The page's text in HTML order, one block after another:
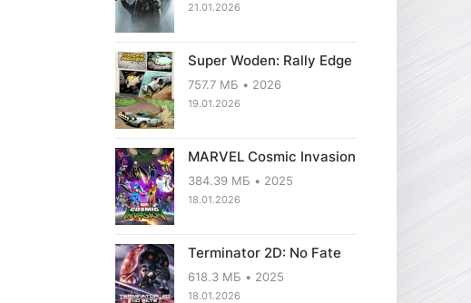
21.01.2026
Super Woden: Rally Edge
757.7 МБ 2026
19.01.2026
MARVEL Cosmic Invasion
384.39 МБ 2025
18.01.2026
Terminator 2D: No Fate
618.3 МБ 2025
18.01.2026